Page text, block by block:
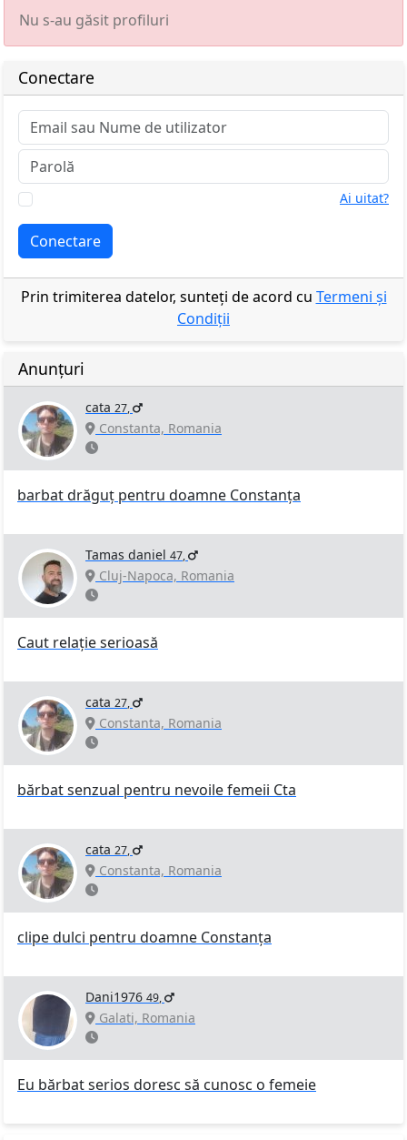
Nu s-au găsit profiluri
Conectare
Ai uitat?
Conectare
Prin trimiterea datelor, sunteți de acord cu Termeni și
Condiții
Anunțuri
cata 27,
Constanta, Romania
barbat drăguț pentru doamne Constanța
Tamas daniel 47,
Cluj-Napoca, Romania
Caut relație serioasă
cata 27,
Constanta, Romania
bărbat senzual pentru nevoile femeii Cta
cata 27,
Constanta, Romania
clipe dulci pentru doamne Constanța
Dani1976 49,
Galati, Romania
Eu bărbat serios doresc să cunosc o femeie